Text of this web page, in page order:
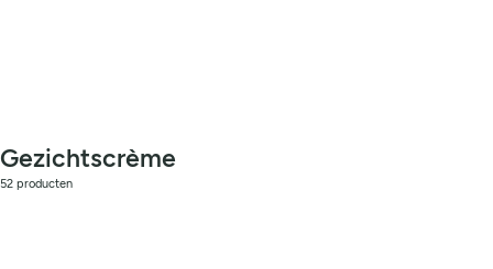
Gezichtscrème
52 producten